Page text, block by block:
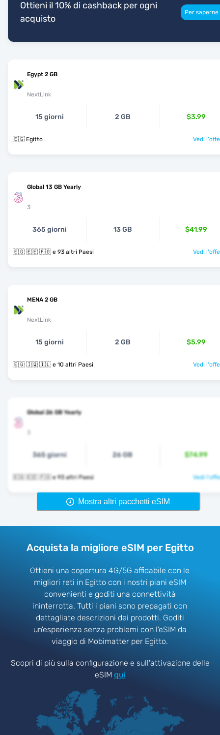
Ottieni il 10% di cashback per ogni
acquisto
Per saperne
Egypt 2 GB
NextLink
15 giorni 2 GB $3.99
🇪🇬 Egitto Vedi
Global 13 GB Yearly
3
365 giorni 13 GB $41.99
🇪🇬 🇪🇪 🇫🇴 e 93 altri Paesi Vedi
MENA 2 GB
NextLink
15 giorni 2 GB $5.99
🇪🇬 🇮🇶 🇮🇱 e 10 altri Paesi Vedi
Global 26 GB Yearly
365 giorni 26 GB $74.99
🇪🇬 🇪🇪 🇫🇴 e 93 altri Paesi Vedi
Mostra altri pacchetti eSIM
Acquista la migliore eSIM per Egitto
Ottieni una copertura 4G/5G affidabile con le
migliori reti in Egitto con i nostri piani eSIM
convenienti e goditi una connettività
ininterrotta. Tutti i piani sono prepagati con
dettagliate descrizioni dei prodotti. Goditi
un'esperienza senza problemi con l'eSIM da
viaggio di Mobimatter per Egitto.
Scopri di più sulla configurazione e sull'attivazione delle
eSIM qui